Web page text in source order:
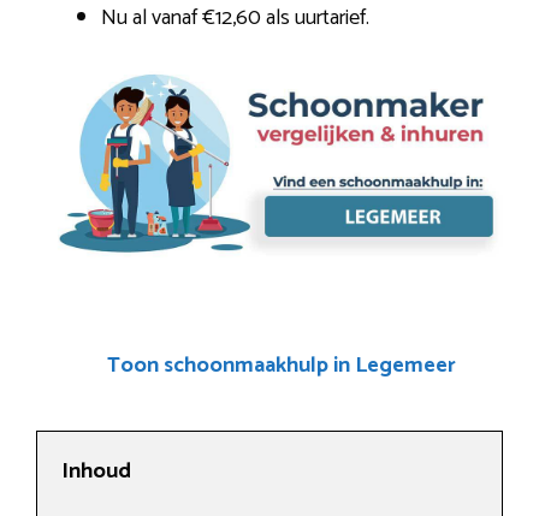
Nu al vanaf €12,60 als uurtarief.
Toon schoonmaakhulp in Legemeer
Inhoud